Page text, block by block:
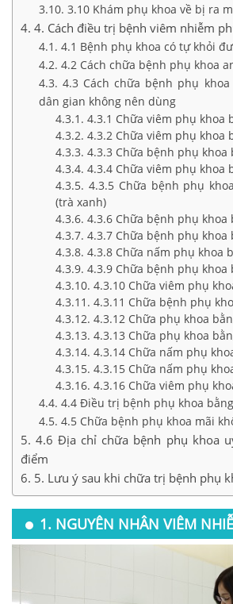
3.10 Khám phụ khoa về bị ra
4. Cách điều trị bệnh viêm nhiễm
4.1 Bệnh phụ khoa có tự khỏi
4.2 Cách chữa bệnh phụ khoa
4.3 Cách chữa bệnh phụ
dân gian không nên dùng
4.3.1 Chữa viêm phụ khoa
4.3.2 Chữa viêm phụ khoa
4.3.3 Chữa bệnh phụ
4.3.4 Chữa viêm phụ khoa
4.3.5 Chữa bệnh phụ
(trà xanh)
4.3.6 Chữa bệnh phụ khoa
4.3.7 Chữa bệnh phụ khoa
4.3.8 Chữa nấm phụ khoa
4.3.9 Chữa bệnh phụ
4.3.10 Chữa viêm phụ
4.3.11 Chữa bệnh phụ
4.3.12 Chữa phụ khoa
4.3.13 Chữa phụ khoa
4.3.14 Chữa nấm phụ
4.3.15 Chữa nấm phụ
4.3.16 Chữa viêm phụ
4.4 Điều trị bệnh phụ khoa
4.5 Chữa bệnh phụ khoa mãi
4.6 Địa chỉ chữa bệnh phụ khoa
điểm
5. Lưu ý sau khi chữa trị bệnh phụ
1. NGUYÊN NHÂN VIÊM